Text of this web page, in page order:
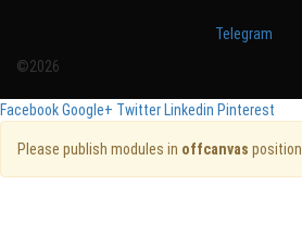
Telegram
©2026
FacebookGoogle+ Twitter Linkedin Pinterest
Please publish modules in offcanvas position.